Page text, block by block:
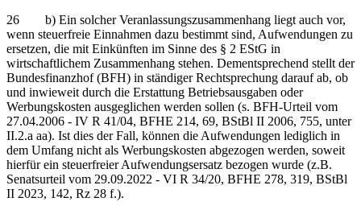
26 b) Ein solcher Veranlassungszusammenhang liegt auch vor,
wenn steuerfreie Einnahmen dazu bestimmt sind, Aufwendungen zu
ersetzen, die mit Einkünften im Sinne des § 2 EStG in
wirtschaftlichem Zusammenhang stehen. Dementsprechend stellt der
Bundesfinanzhof (BFH) in ständiger Rechtsprechung darauf ab, ob
und inwieweit durch die Erstattung Betriebsausgaben oder
Werbungskosten ausgeglichen werden sollen (s. BFH-Urteil vom
27.04.2006 - IV R 41/04, BFHE 214, 69, BStBl II 2006, 755, unter
II.2.a aa). Ist dies der Fall, können die Aufwendungen lediglich in
dem Umfang nicht als Werbungskosten abgezogen werden, soweit
hierfür ein steuerfreier Aufwendungsersatz bezogen wurde (z.B.
Senatsurteil vom 29.09.2022 - VI R 34/20, BFHE 278, 319, BStBl
II 2023, 142, Rz 28 f.).